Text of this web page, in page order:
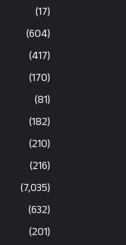
(17)
(604)
(417)
(170)
(81)
(182)
(210)
(216)
(7,035)
(632)
(201)